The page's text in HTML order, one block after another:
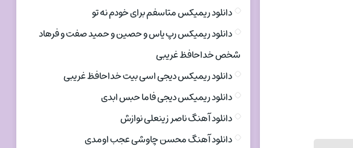
دانلود ریمیکس متاسفم برای خودم نه تو
دانلود ریمیکس رپ یاس و حصین و حمید صفت و فرهاد
شخص خداحافظ غریبی
دانلود ریمیکس دیجی اسی بیت خداحافظ غریبی
دانلود ریمیکس دیجی فاما حبس ابدی
دانلود آهنگ ناصر زینعلی نوازش
دانلود آهنگ محسن چاوشی عجب اومدی